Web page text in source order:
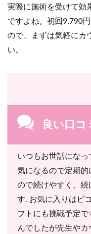
実際に施術を受けて効
ですよね。初回9,790
ので、まずは気軽にカ
い。
良い口コ
いつもお世話にな
気になるので定期
ので続けやすく、続
す. お気に入りはピ
フトにも挑戦予定
んでしたが先生や